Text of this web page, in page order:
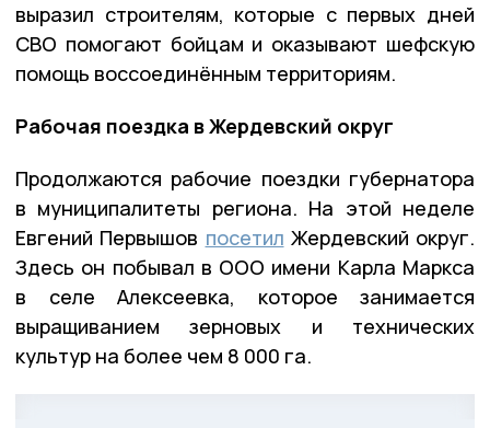
выразил строителям, которые с первых дней
СВО помогают бойцам и оказывают шефскую
помощь воссоединённым территориям.
Рабочая поездка в Жердевский округ
Продолжаются рабочие поездки губернатора
в муниципалитеты региона. На этой неделе
Евгений Первышов посетил Жердевский округ.
Здесь он побывал в ООО имени Карла Маркса
в селе Алексеевка, которое занимается
выращиванием зерновых и технических
культур на более чем 8 000 га.